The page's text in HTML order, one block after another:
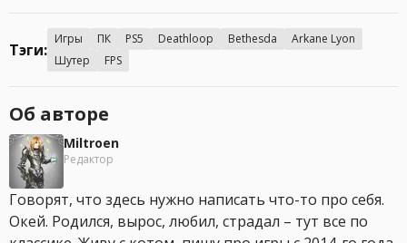
Тэги:
Игры ПК PS5 Deathloop Bethesda
Arkane Lyon
Шутер
FPS
Об авторе
Miltroen
Редактор
Говорят, что здесь нужно написать что-то про себя.
Окей. Родился, вырос, любил, страдал – тут все по